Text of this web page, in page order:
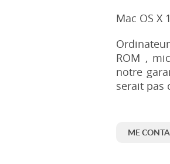
Mac OS X
ROM ,
notre
serait pas
ME